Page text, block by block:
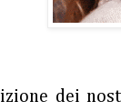
dei